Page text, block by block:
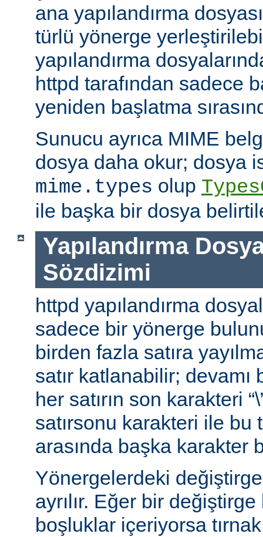
ana yapılandırma
türlü yönerge
yapılandırma
httpd tarafından sadece
yeniden başlatma
Sunucu ayrıca MIME
dosya daha okur; dosya
mime.types olup
ile başka bir dosya
Yapılandırma
Sözdizimi
httpd yapılandırma
sadece bir yönerge
birden fazla satıra
satır katlanabilir; devamı
her satırın son karakteri
satırsonu karakteri ile bu
arasında başka karakter
Yönergelerdeki
ayrılır. Eğer bir
boşluklar içeriyorsa tırnak